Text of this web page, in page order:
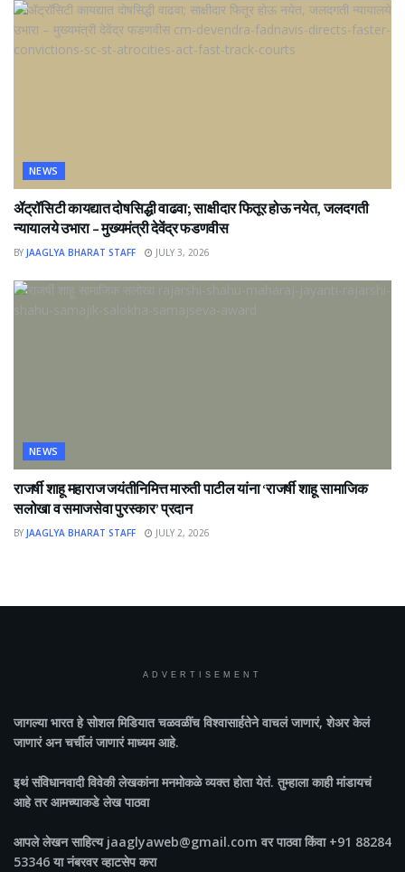
NEWS
ॲट्रॉसिटी कायद्यात दोषसिद्धी वाढवा; साक्षीदार फितूर होऊ नयेत, जलदगती
न्यायालये उभारा – मुख्यमंत्री देवेंद्र फडणवीस
BY JAAGLYA BHARAT STAFF JULY 3, 2026
NEWS
राजर्षी शाहू महाराज जयंतीनिमित्त मारुती पाटील यांना ‘राजर्षी शाहू सामाजिक
सलोखा व समाजसेवा पुरस्कार’ प्रदान
BY JAAGLYA BHARAT STAFF JULY 2, 2026
ADVERTISEMENT
जागल्या भारतहे सोशल मिडियात चळवळींच विश्वासार्हतेने वाचलं जाणारं, शेअर केलं
जाणारं अन चर्चीलं जाणारं माध्यम आहे.
इथं संविधानवादी विवेकी लेखकांना मनमोकळे व्यक्त होता येतं. तुम्हाला काही मांडायचं
आहे तर आमच्याकडे लेख पाठवा
आपले लेखन साहित्य jaaglyaweb@gmail.com वर पाठवा किंवा +91 88284
53346 या नंबरवर व्हाटसेप करा